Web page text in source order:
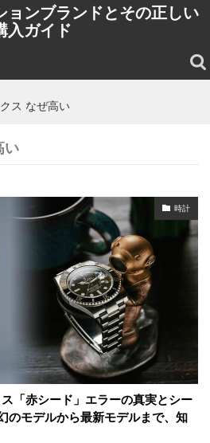
ョンブランドとその正しい
入ガイド
ス なぜ高い
い
時計
「赤シード」エラーの真実とシー
のモデルから最新モデルまで、知